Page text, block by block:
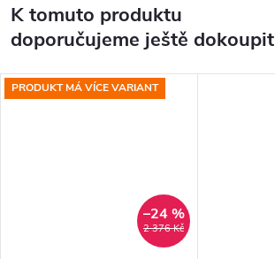
K tomuto produktu
doporučujeme ještě dokoupit
PRODUKT MÁ VÍCE VARIANT
2 376 Kč
–24 %